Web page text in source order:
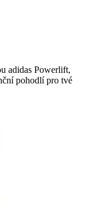
adidas Powerlift,
pohodlí pro tvé